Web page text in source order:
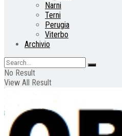
Narni
Terni
Perugia
Viterbo
Archivio
No Result
View All Result